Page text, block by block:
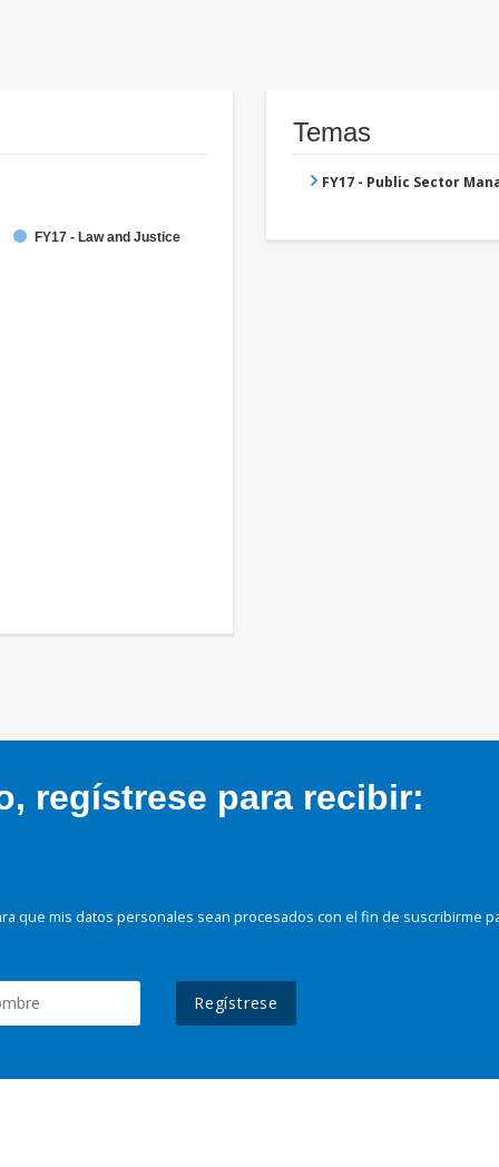
FY17 - Law and Justice
Temas
FY17 - Public Sector
regístrese para recibir:
que mis datos personales sean procesados con el fin de suscribirme
Regístrese